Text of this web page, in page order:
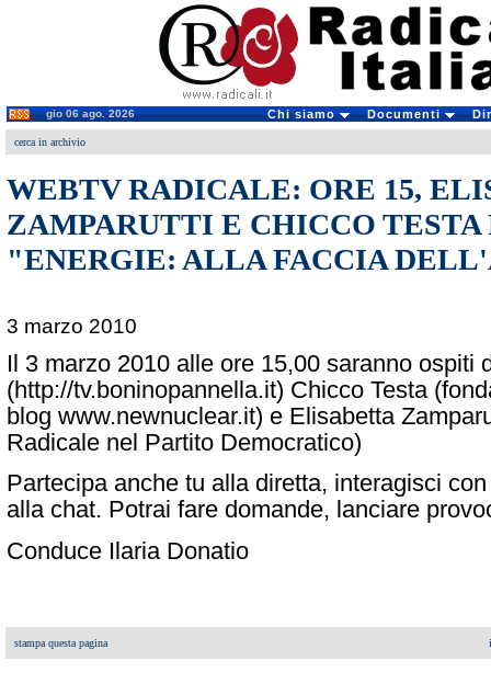
gio 06 ago. 2026 Chi siamo Documenti
cerca in archivio
WEBTV RADICALE: ORE 15,
ZAMPARUTTI E CHICCO TESTA
"ENERGIE: ALLA FACCIA
3 marzo 2010
Il 3 marzo 2010 alle ore 15,00 saranno ospiti
(http://tv.boninopannella.it) Chicco Testa
blog www.newnuclear.it) e Elisabetta
Radicale nel Partito Democratico)
Partecipa anche tu alla diretta, interagisci
alla chat. Potrai fare domande, lanciare
Conduce Ilaria Donatio
stampa questa pagina